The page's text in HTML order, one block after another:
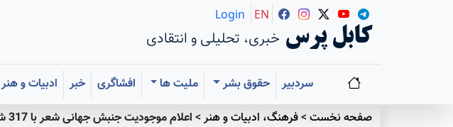
کابل پرس خبری، تحلیلی و انتقادی
Login EN
سردبیر حقوق بشر ملیت ها افشاگری خبر ادبیات و هنر
صفحه نخست>فرهنگ، ادبیات و هنر> اعلام موجودیت جنبش جهانی شعر با 317 شاعر از 83 کشور